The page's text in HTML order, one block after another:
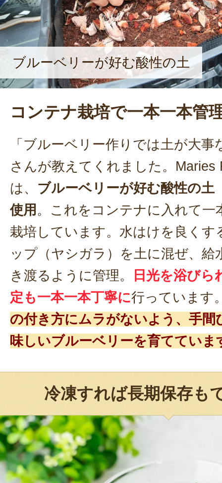
ブルーベリーが好む酸性の土
コンテナ栽培で一本一本管
「ブルーベリー作りでは土が大
さんが教えてくれました。Maries
は、 ブルーベリーが好む酸性の土
使用 。これをコンテナに入れて一
栽培しています。水はけを良くす
ップ（ヤシガラ）を土に混ぜ、給
き渡るように管理。
日光を浴びら
定も一本一本丁寧に行っています
の付き方にムラがないよう、手間
味しいブルーベリーを育てていま
冷凍すれば長期保存も